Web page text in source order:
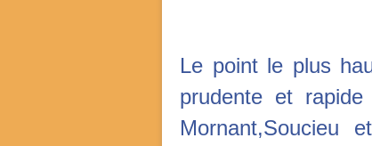
Le point le plus
prudente et
Mornant,Soucieu